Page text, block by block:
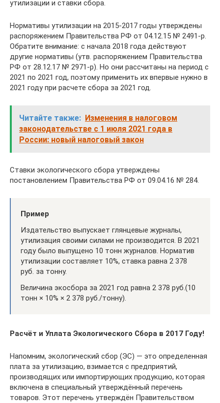
утилизации и ставки сбора.
Нормативы утилизации на 2015-2017 годы утверждены
распоряжением Правительства РФ от 04.12.15 № 2491-р.
Обратите внимание: с начала 2018 года действуют
другие нормативы (утв. распоряжением Правительства
РФ от 28.12.17 № 2971-р). Но они рассчитаны на период с
2021 по 2021 год, поэтому применить их впервые нужно в
2021 году при расчете сбора за 2021 год.
Читайте также: Изменения в налоговом
законодательстве с 1 июля 2021 года в
России: новый налоговый закон
Ставки экологического сбора утверждены
постановлением Правительства РФ от 09.04.16 № 284.
Пример
Издательство выпускает глянцевые журналы,
утилизация своими силами не производится. В 2021
году было выпущено 10 тонн журналов. Норматив
утилизации составляет 10%, ставка равна 2 378
руб. за тонну.
Величина экосбора за 2021 год равна 2 378 руб.(10
тонн × 10% × 2 378 руб./тонну).
Расчёт и Уплата Экологического Сбора в 2017 Году!
Напомним, экологический сбор (ЭС) — это определенная
плата за утилизацию, взимается с предприятий,
производящих или импортирующих продукцию, которая
включена в специальный утверждённый перечень
товаров. Этот перечень утверждён Правительством